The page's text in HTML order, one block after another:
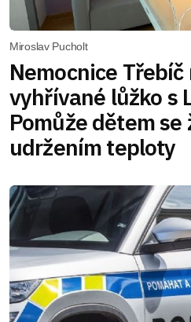
Miroslav Pucholt
Nemocnice Třebíč
vyhřívané lůžko s
Pomůže dětem
udržením teploty